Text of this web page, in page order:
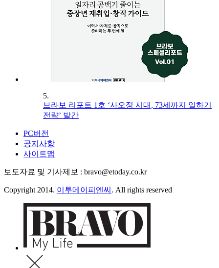
5.
브라보 리포트 1호 ‘사오정 시대, 73세까지 일하기
전략’ 발간
PC버전
공지사항
사이트맵
보도자료 및 기사제보 : bravo@etoday.co.kr
Copyright 2014. 이투데이피엔씨 . All rights reserved